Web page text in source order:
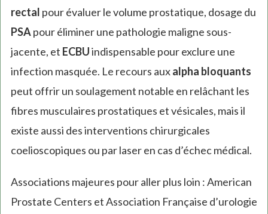
rectal pour évaluer le volume prostatique, dosage du
PSApour éliminer une pathologie maligne sous-
jacente, et ECBUindispensable pour exclure une
infection masquée. Le recours auxalpha bloquants
peut offrir un soulagement notable en relâchant les
fibres musculaires prostatiques et vésicales, mais il
existe aussi des interventions chirurgicales
coelioscopiques ou par laser en cas d’échec médical.
Associations majeures pour aller plus loin : American
Prostate Centers et Association Française d’urologie